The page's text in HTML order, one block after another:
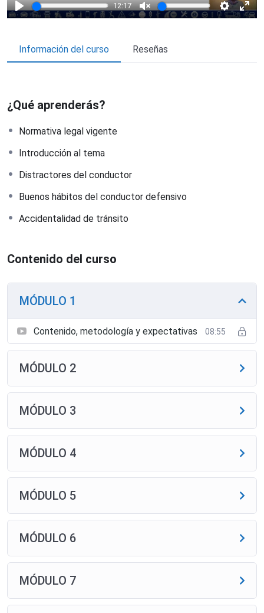
Play
12:17
Unmute Settings
Información del curso Reseñas
¿Qué aprenderás?
Normativa legal vigente
Introducción al tema
Distractores del conductor
Buenos hábitos del conductor defensivo
Accidentalidad de tránsito
Contenido del curso
MÓDULO 1
Contenido, metodología y expectativas 08:55
MÓDULO 2
MÓDULO 3
MÓDULO 4
MÓDULO 5
MÓDULO 6
MÓDULO 7